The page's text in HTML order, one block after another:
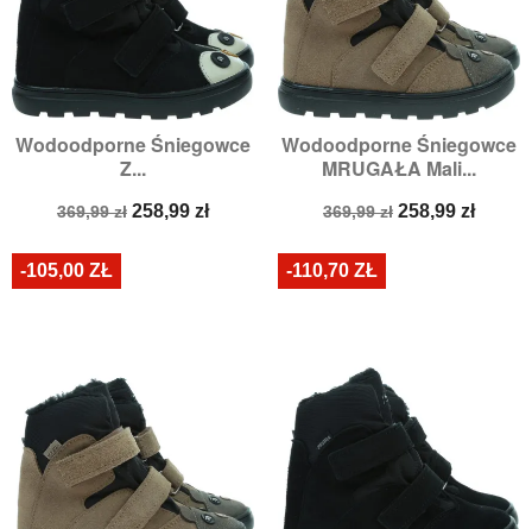
Wodoodporne Śniegowce
Z...
Cena
369,99 zł Cena
258,99 zł
Wodoodporne Śniegowce
MRUGAŁA Mali...
Cena
369,99 zł Cena
258,99 zł
-105,00 ZŁ -110,70 ZŁ